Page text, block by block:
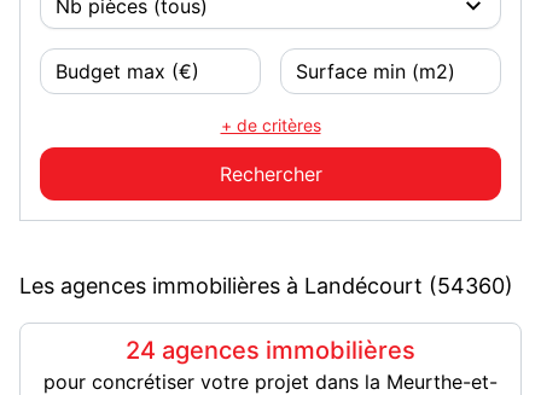
+ de critères
Les agences immobilières à Landécourt (54360)
24 agences immobilières
pour concrétiser votre projet dans la Meurthe-et-